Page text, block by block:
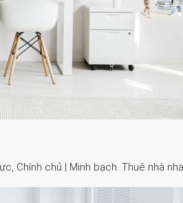
Chính chủ | Minh bạch. Thuê nhà